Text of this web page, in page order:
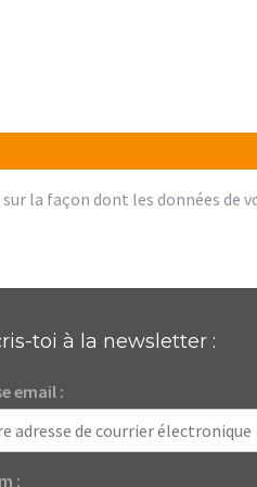
sur la façon dont les données de
toi à la newsletter :
email :
: